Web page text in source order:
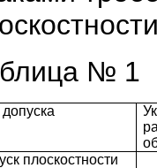
№ 1
плоскостности